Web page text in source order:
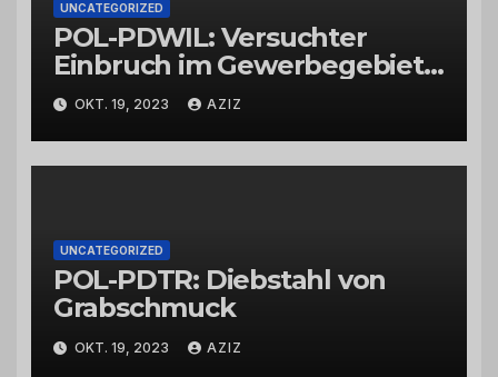
UNCATEGORIZED
POL-PDWIL: Versuchter
Einbruch im Gewerbegebiet
Wittlich
OKT. 19, 2023 AZIZ
UNCATEGORIZED
POL-PDTR: Diebstahl von
Grabschmuck
OKT. 19, 2023 AZIZ